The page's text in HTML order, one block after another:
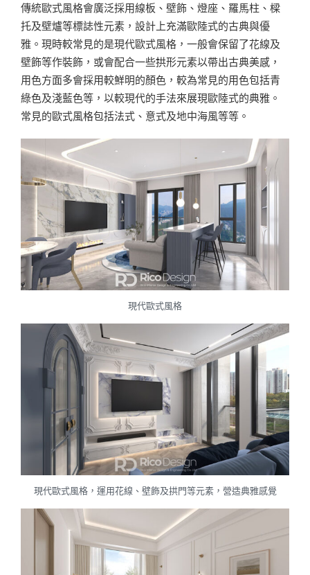
傳統歐式風格會廣泛採用線板、壁飾、燈座、羅馬柱、樑
托及壁爐等標誌性元素，設計上充滿歐陸式的古典與優
雅。現時較常見的是現代歐式風格，一般會保留了花線及
壁飾等作裝飾，或會配合一些拱形元素以帶出古典美感，
用色方面多會採用較鮮明的顏色，較為常見的用色包括青
綠色及淺藍色等，以較現代的手法來展現歐陸式的典雅。
常見的歐式風格包括法式、意式及地中海風等等。
現代歐式風格
現代歐式風格，運用花線、壁飾及拱門等元素，營造典雅感覺